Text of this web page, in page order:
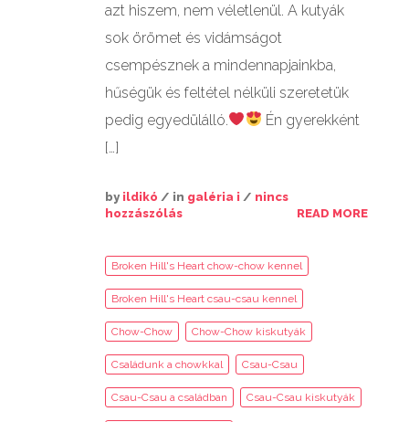
azt hiszem, nem véletlenül. A kutyák
sok örömet és vidámságot
csempésznek a mindennapjainkba,
hűségük és feltétel nélküli szeretetük
pedig egyedülálló.
Én gyerekként
[…]
by ildikó / in galéria i / nincs
hozzászólás
READ MORE
Broken Hill's Heart chow-chow kennel
Broken Hill's Heart csau-csau kennel
Chow-Chow Chow-Chow kiskutyák
Családunk a chowkkal Csau-Csau
Csau-Csau a családban Csau-Csau kiskutyák